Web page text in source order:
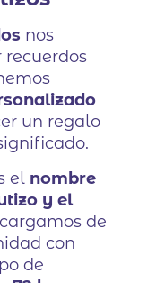
nos
un regalo
el nombre
y el
de
con
de